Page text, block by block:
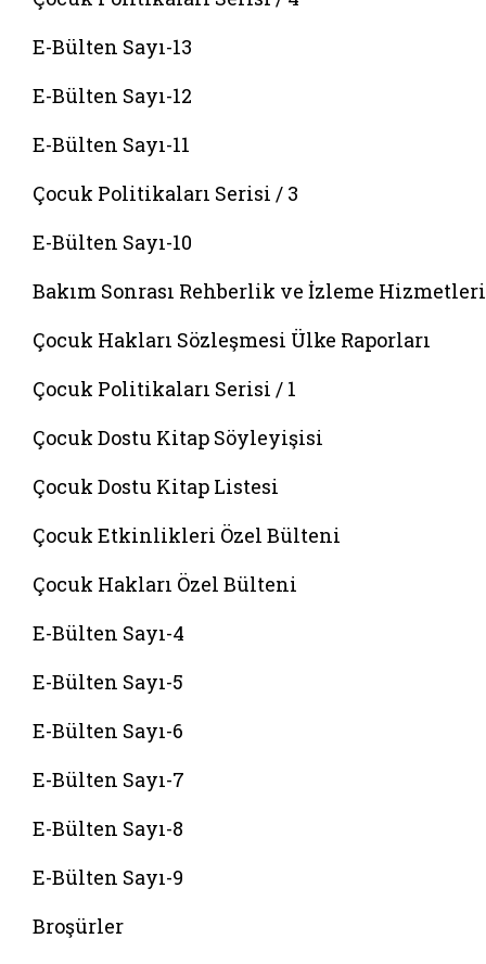
E-Bülten Sayı-13
E-Bülten Sayı-12
E-Bülten Sayı-11
Çocuk Politikaları Serisi / 3
E-Bülten Sayı-10
Bakım Sonrası Rehberlik ve İzleme Hizmetleri
Çocuk Hakları Sözleşmesi Ülke Raporları
Çocuk Politikaları Serisi / 1
Çocuk Dostu Kitap Söyleyişisi
Çocuk Dostu Kitap Listesi
Çocuk Etkinlikleri Özel Bülteni
Çocuk Hakları Özel Bülteni
E-Bülten Sayı-4
E-Bülten Sayı-5
E-Bülten Sayı-6
E-Bülten Sayı-7
E-Bülten Sayı-8
E-Bülten Sayı-9
Broşürler